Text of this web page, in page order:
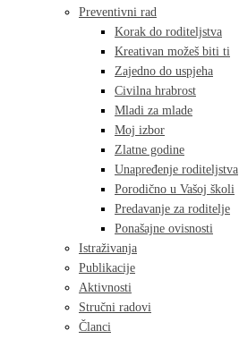
Preventivni rad
Korak do roditeljstva
Kreativan možeš biti ti
Zajedno do uspjeha
Civilna hrabrost
Mladi za mlade
Moj izbor
Zlatne godine
Unapređenje roditeljstva
Porodično u Vašoj školi
Predavanje za roditelje
Ponašajne ovisnosti
Istraživanja
Publikacije
Aktivnosti
Stručni radovi
Članci